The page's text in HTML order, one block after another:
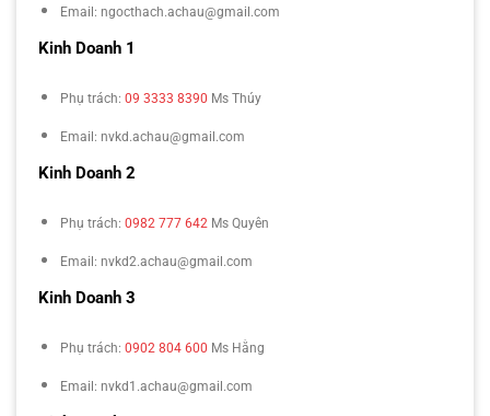
Email: ngocthach.achau@gmail.com
Kinh Doanh 1
Phụ trách: 09 3333 8390 Ms Thúy
Email: nvkd.achau@gmail.com
Kinh Doanh 2
Phụ trách: 0982 777 642 Ms Quyên
Email: nvkd2.achau@gmail.com
Kinh Doanh 3
Phụ trách: 0902 804 600 Ms Hằng
Email: nvkd1.achau@gmail.com